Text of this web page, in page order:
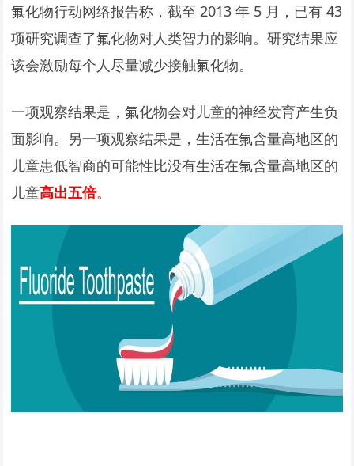
氟化物行动网络报告称，截至 2013 年 5 月，已有 43
项研究调查了氟化物对人类智力的影响。研究结果应
该会激励每个人尽量减少接触氟化物。
一项观察结果是，氟化物会对儿童的神经发育产生负
面影响。另一项观察结果是，生活在氟含量高地区的
儿童患低智商的可能性比没有生活在氟含量高地区的
儿童高出五倍。